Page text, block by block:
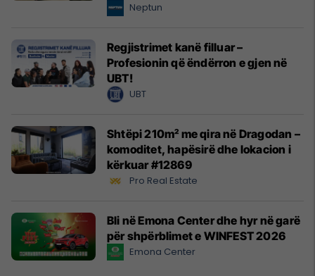
Neptun
Regjistrimet kanë filluar –
Profesionin që ëndërron e gjen në
UBT!
UBT
Shtëpi 210m² me qira në Dragodan –
komoditet, hapësirë dhe lokacion i
kërkuar #12869
Pro Real Estate
Bli në Emona Center dhe hyr në garë
për shpërblimet e WINFEST 2026
Emona Center